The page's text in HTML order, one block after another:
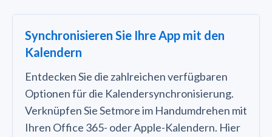
Synchronisieren Sie Ihre App mit den
Kalendern
Entdecken Sie die zahlreichen verfügbaren
Optionen für die Kalendersynchronisierung.
Verknüpfen Sie Setmore im Handumdrehen mit
Ihren Office 365- oder Apple-Kalendern. Hier